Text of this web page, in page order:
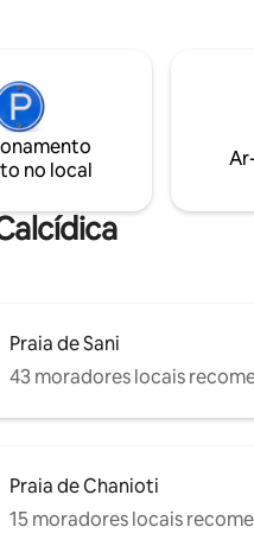
no local
Praia de Sani
43 moradores locais
Praia de Chanioti
15 moradores locais